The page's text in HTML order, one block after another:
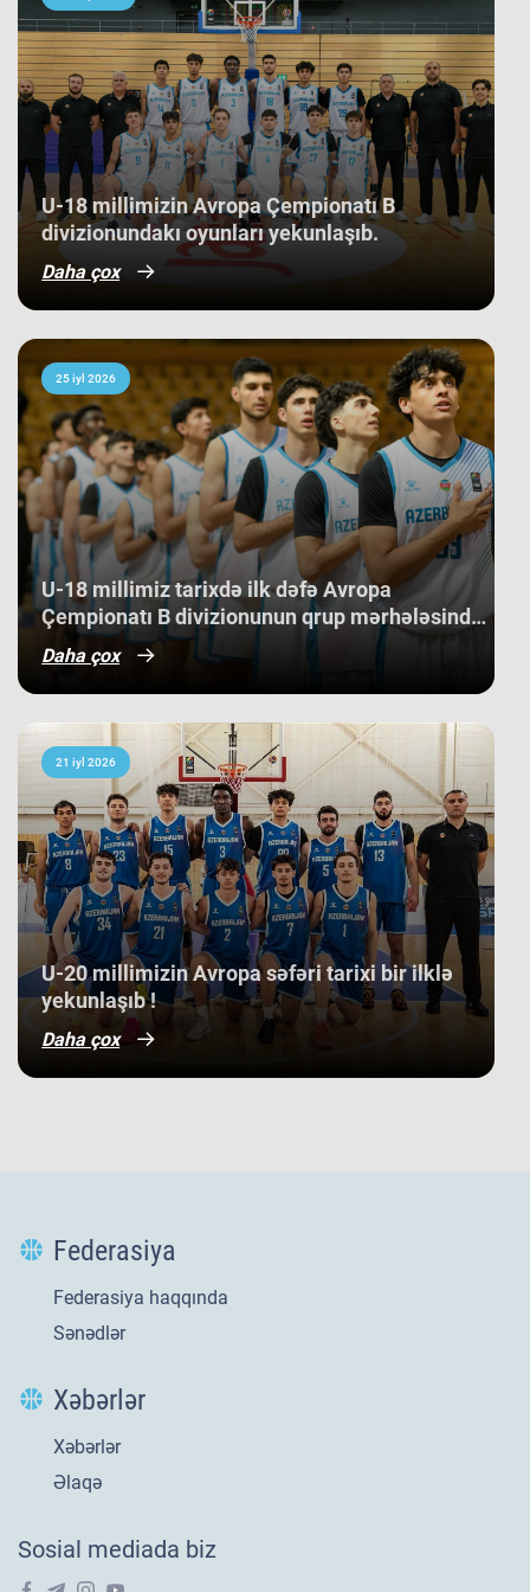
tarixində bir ilk kimi də statistikaya
düşüb. İlk baxışda yarışın tam
mərkəzində qərarlaşmaq adi bir
nəticə kimi görünsə də,
komandamızın yer aldığı qrupun
ağırlığı və rəqiblərin səviyyəsi bu
nəticənin adi bir nəticə olmadığını
göstərir. Bunu qrup mərhələsində
qarşılaşdığımız komandaların
çempionatın sonundakı yekun
mövqeləri də aydın sübut edir. Belə ki,
qrupdakı ən güclü rəqibimiz olan
İsveç millisi çempionatın bürünc
5-cisi olub. Şimali Makedoniya
yığması isə ilk onluqda qərarlaşaraq
çempionatı 9-cu sırada bitirib.
Millimiz çempionat boyu göstərdiyi
əzmkar oyun sayəsində ümumi
sıralamada düz 10 ölkəni geridə
qoymağı bacarıb. Basketbolçularımız
turnir cədvəlində Niderland, İsveçrə,
Kipr, Gürcüstan, Danimarka, Estoniya,
Slovakiya, Ermənistan, Albaniya və
Kosovo kimi komandaları üstəliyə
bilib. ​Belə bir gərgin rəqabət
mühitində qazanılan 11-ci yer gənc
basketbolçularımız üçün həm böyük
beynəlxalq təcrübə, həm də gələcək
turnirlərdə daha böyük uğurlar
U-18 millimizin Avropa Çempionatı B
divizionundakı oyunları yekunlaşıb.
Daha çox
25 iyl 2026
U-18 millimiz tarixdə ilk dəfə Avropa
Çempionatı B divizionunun qrup mərhələsində
qələbə qazanıb.
Daha çox
21 iyl 2026
​U-20 millimizin Avropa səfəri tarixi bir ilklə
yekunlaşıb !
Daha çox
Yeni
​U-20 millimizin
Federasiya
Federasiya haqqında
Sənədlər
Xəbərlər
Xəbərlər
Əlaqə
Sosial mediada biz